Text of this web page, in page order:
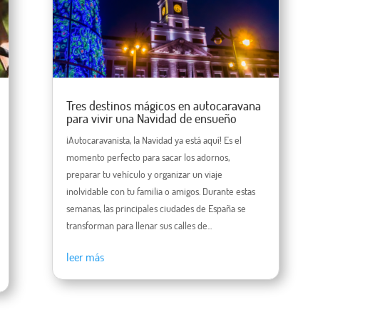
Tres destinos mágicos en autocaravana
para vivir una Navidad de ensueño
¡Autocaravanista, la Navidad ya está aquí! Es el
momento perfecto para sacar los adornos,
preparar tu vehículo y organizar un viaje
inolvidable con tu familia o amigos. Durante estas
semanas, las principales ciudades de España se
transforman para llenar sus calles de...
leer más